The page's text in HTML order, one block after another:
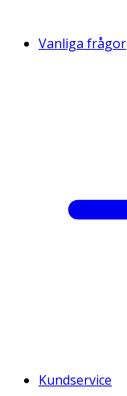
Vanliga frågor
Kundservice